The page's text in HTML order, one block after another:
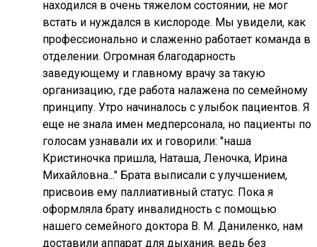
находился в очень тяжелом состоянии, не мог
встать и нуждался в кислороде. Мы увидели, как
профессионально и слаженно работает команда в
отделении. Огромная благодарность
заведующему и главному врачу за такую
организацию, где работа налажена по семейному
принципу. Утро начиналось с улыбок пациентов. Я
еще не знала имен медперсонала, но пациенты по
голосам узнавали их и говорили: "наша
Кристиночка пришла, Наташа, Леночка, Ирина
Михайловна..." Брата выписали с улучшением,
присвоив ему паллиативный статус. Пока я
оформляла брату инвалидность с помощью
нашего семейного доктора В. М. Даниленко, нам
доставили аппарат для дыхания, ведь без